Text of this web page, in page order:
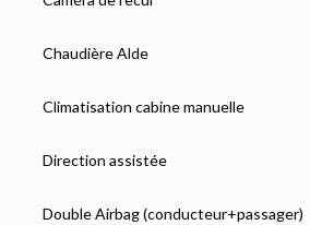
Chaudière Alde
Climatisation cabine manuelle
Direction assistée
Double Airbag (conducteur+passager)